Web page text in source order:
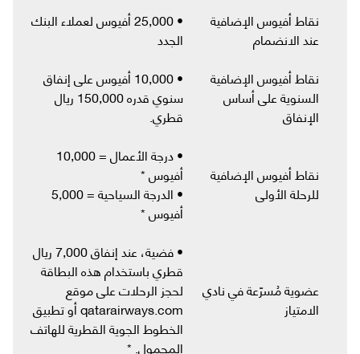
نقاط أفيوس الإضافية
عند الانضمام
• 25,000 أفيوس لعملاء البنك
الجدد
نقاط أفيوس الإضافية
السنوية على أساس
الإنفاق
• 10,000 أفيوس على إنفاق
سنوي قدره 150,000 ريال
قطري.
نقاط أفيوس الإضافية
للرحلة الأولى
• درجة الأعمال = 10,000
أفيوس *
• الدرجة السياحية = 5,000
أفيوس *
عضوية مُسرّعة في نادي
الامتياز
• فضية، عند إنفاق 7,000 ريال
قطري باستخدام هذه البطاقة
لحجز الرحلات على موقع
qatarairways.com أو تطبيق
الخطوط الجوية القطرية للهاتف
المحمول. *